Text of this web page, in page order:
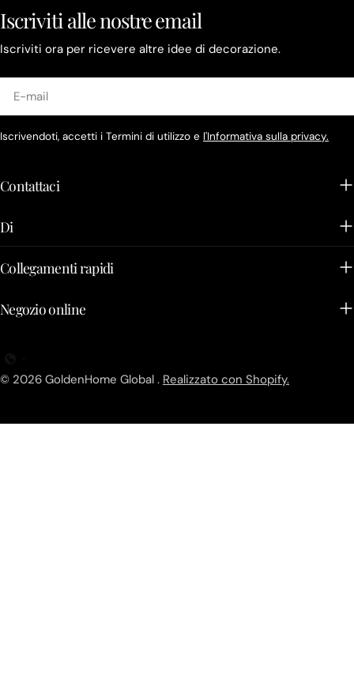
Iscriviti alle nostre email
Iscriviti ora per ricevere altre idee di decorazione.
mail
Iscrivendoti, accetti i Termini di utilizzo e l'Informativa sulla privacy.
Contattaci
Di
Collegamenti rapidi
Negozio online
© 2026 GoldenHome Global . Realizzato con Shopify.